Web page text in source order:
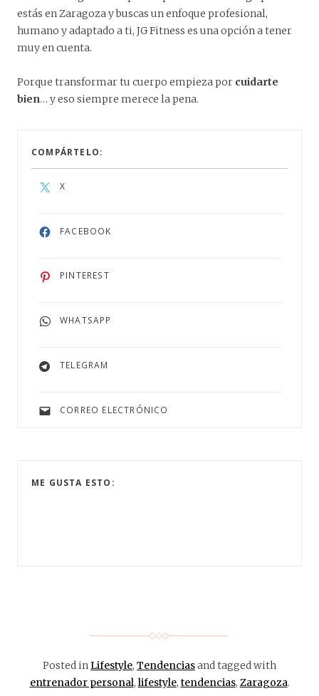
estás en Zaragoza y buscas un enfoque profesional,
humano y adaptado a ti, JG Fitness es una opción a tener
muy en cuenta.
Porque transformar tu cuerpo empieza por cuidarte
bien… y eso siempre merece la pena.
COMPÁRTELO:
X
FACEBOOK
PINTEREST
WHATSAPP
TELEGRAM
CORREO ELECTRÓNICO
ME GUSTA ESTO:
Posted inLifestyle, Tendenciasand tagged with
entrenador personal,lifestyle, tendencias, Zaragoza.